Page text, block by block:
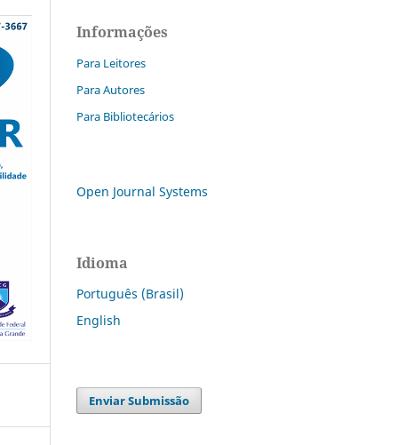
Informações
Para Leitores
Para Autores
Para Bibliotecários
Open Journal Systems
Idioma
Português (Brasil)
English
Enviar Submissão